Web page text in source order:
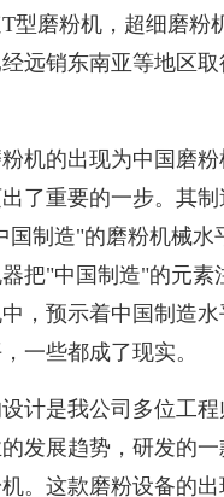
型磨粉机，超细磨粉
远销东南亚等地区
机的出现为中国磨
了重要的一步。其
国制造"的磨粉机械水
把"中国制造"的元素
，预示着中国制造
一些都成了现实。
计是我公司多位工
发展趋势，研发的一
。这款磨粉设备的